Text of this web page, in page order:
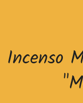
Incenso